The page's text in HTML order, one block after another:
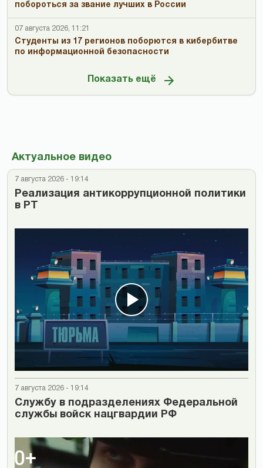
побороться за звание лучших в России
07 августа 2026, 11:21
Студенты из 17 регионов поборются в кибербитве
по информационной безопасности
Показать ещё
Актуальное видео
7 августа 2026 - 19:14
Реализация антикоррупционной политики
в РТ
7 августа 2026 - 19:14
Cлужбу в подразделениях Федеральной
службы войск нацгвардии РФ